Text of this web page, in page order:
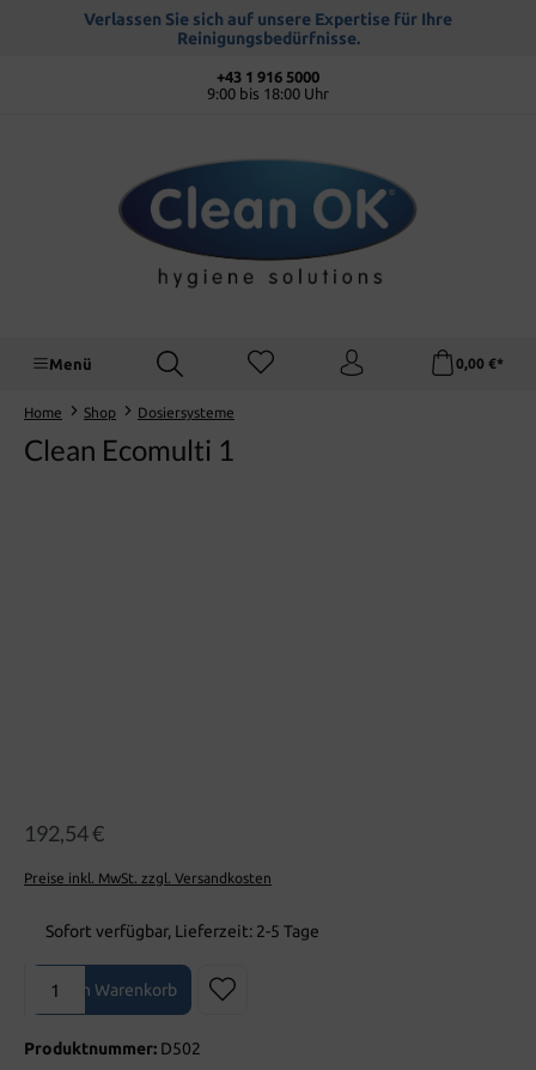
springenVerlassen Sie sich auf unsere Expertise für Ihre
Reinigungsbedürfnisse.
+43 1 916 5000
9:00 bis 18:00 Uhr
Menü 0,00 €*
Home Shop Dosiersysteme
Clean Ecomulti 1
192,54 €
Preise inkl. MwSt. zzgl. Versandkosten
Sofort verfügbar, Lieferzeit: 2-5 Tage
Produkt Anzahl: Gib den gewünschten Wert ein oder benutze die
In den Warenkorb
Produktnummer: D502